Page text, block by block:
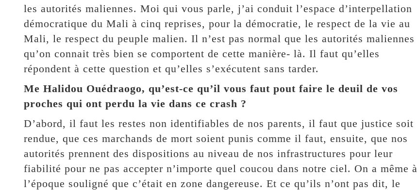
les autorités maliennes. Moi qui vous parle, j’ai conduit l’espace d’interpellation
démocratique du Mali à cinq reprises, pour la démocratie, le respect de la vie au
Mali, le respect du peuple malien. Il n’est pas normal que les autorités maliennes
qu’on connait très bien se comportent de cette manière- là. Il faut qu’elles
répondent à cette question et qu’elles s’exécutent sans tarder.
Me Halidou Ouédraogo, qu’est-ce qu’il vous faut pout faire le deuil de vos
proches qui ont perdu la vie dans ce crash ?
D’abord, il faut les restes non identifiables de nos parents, il faut que justice soit
rendue, que ces marchands de mort soient punis comme il faut, ensuite, que nos
autorités prennent des dispositions au niveau de nos infrastructures pour leur
fiabilité pour ne pas accepter n’importe quel coucou dans notre ciel. On a même à
l’époque souligné que c’était en zone dangereuse. Et ce qu’ils n’ont pas dit, le